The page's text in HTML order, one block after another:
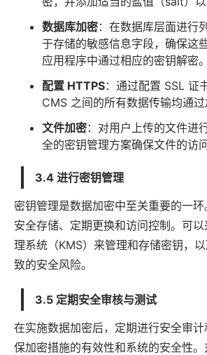
数据库加密：在数据库层面进行
于存储的敏感信息字段，确保这
应用程序中通过相应的密钥解密。
配置 HTTPS：通过配置 SSL 证
CMS 之间的所有数据传输均通过
文件加密：对用户上传的文件进
全的密钥管理方案确保文件的访问
3.4 进行密钥管理
密钥管理是数据加密中至关重要的一
安全存储、定期更换和访问控制。可
理系统（KMS）来管理和存储密钥，
致的安全风险。
3.5 定期安全审核与测试
在实施数据加密后，定期进行安全审
保加密措施的有效性和系统的安全性